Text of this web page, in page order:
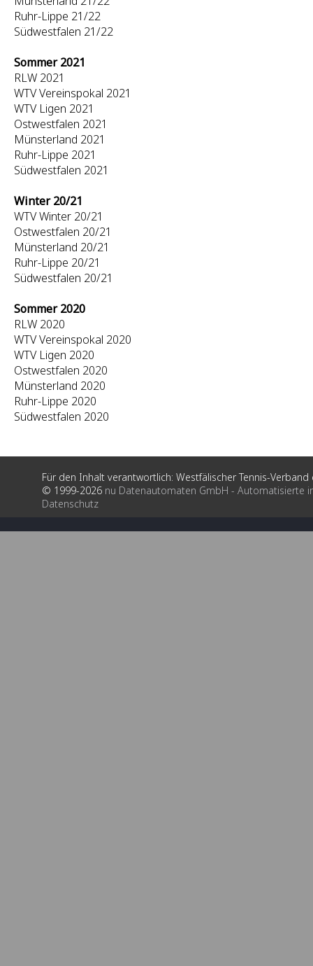
Ruhr-Lippe 21/22
Südwestfalen 21/22
Sommer 2021
RLW 2021
WTV Vereinspokal 2021
WTV Ligen 2021
Ostwestfalen 2021
Münsterland 2021
Ruhr-Lippe 2021
Südwestfalen 2021
Winter 20/21
WTV Winter 20/21
Ostwestfalen 20/21
Münsterland 20/21
Ruhr-Lippe 20/21
Südwestfalen 20/21
Sommer 2020
RLW 2020
WTV Vereinspokal 2020
WTV Ligen 2020
Ostwestfalen 2020
Münsterland 2020
Ruhr-Lippe 2020
Südwestfalen 2020
Für den Inhalt verantwortlich: Westfälischer Tennis-Verband
© 1999-2026 nu Datenautomaten GmbH - Automatisierte
Datenschutz